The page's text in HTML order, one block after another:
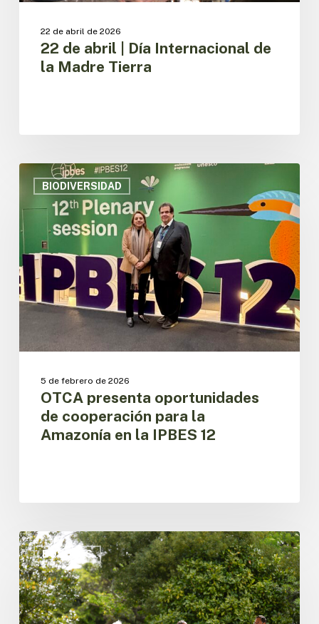
22 de abril de 2026
22 de abril | Día Internacional de
la Madre Tierra
BIODIVERSIDAD
OTCA
presenta
oportunidades
de
cooperación
la
Amazonía
en
5 de febrero de 2026
OTCA presenta oportunidades
de cooperación para la
Amazonía en la IPBES 12
BOSQUES
Presidentes
de
los
países
amazónicos
aprobaron